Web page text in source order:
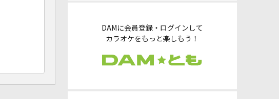
DAMに会員登録・ログインして
カラオケをもっと楽しもう！